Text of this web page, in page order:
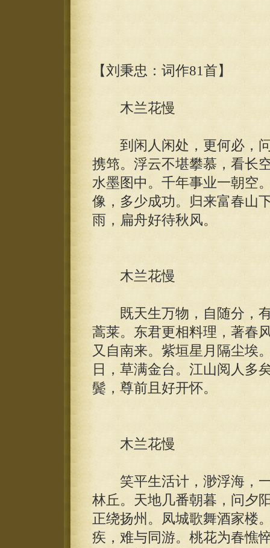
【刘秉忠：词作81首】
木兰花慢
到闲人闲处，更何必，问
携筇。浮云不堪攀慕，看长
水墨图中。千年事业一朝空
像，多少成功。归来富春山
雨，扁舟好待秋风。
木兰花慢
既天生万物，自随分，有
蒿莱。东君更相料理，著春
又自南来。紫垣星月隔尘埃
日，草满金台。江山阅人多
鬓，尊前且好开怀。
木兰花慢
笑平生活计，渺浮海，一
林丘。天地几番朝暮，问夕
正绕扬州。凤城歌舞酒家楼
疾，难与同游。桃花为春憔